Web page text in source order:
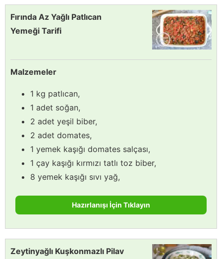
Fırında Az Yağlı Patlıcan
Yemeği Tarifi
Malzemeler
1 kg patlıcan,
1 adet soğan,
2 adet yeşil biber,
2 adet domates,
1 yemek kaşığı domates salçası,
1 çay kaşığı kırmızı tatlı toz biber,
8 yemek kaşığı sıvı yağ,
Hazırlanışı İçin Tıklayın
Zeytinyağlı Kuşkonmazlı Pilav